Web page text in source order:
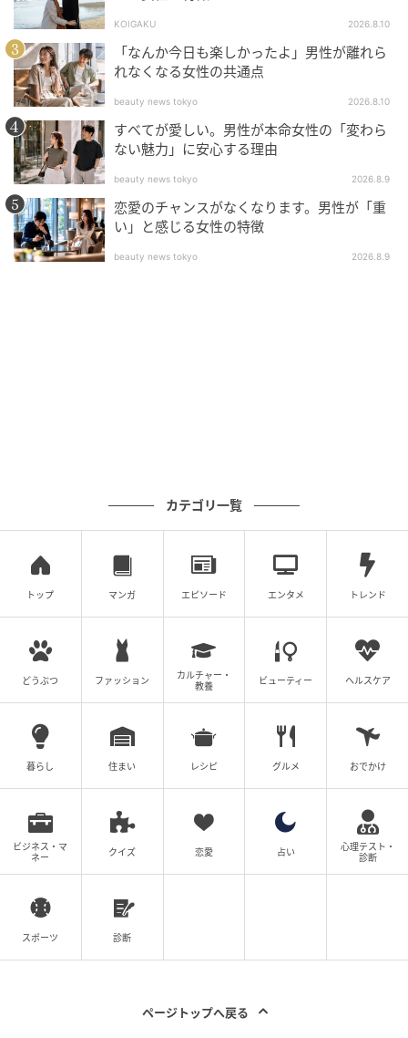
KOIGAKU 2026.8.10
「なんか今日も楽しかったよ」男性が離れら
れなくなる女性の共通点
beauty news tokyo 2026.8.10
すべてが愛しい。男性が本命女性の「変わら
ない魅力」に安心する理由
beauty news tokyo 2026.8.9
恋愛のチャンスがなくなります。男性が「重
い」と感じる女性の特徴
beauty news tokyo 2026.8.9
カテゴリ一覧
トップ マンガ エピソード エンタメ トレンド
どうぶつ ファッション
カルチャー・
教養
ビューティー ヘルスケア
暮らし 住まい レシピ グルメ おでかけ
ビジネス・マ
ネー
クイズ 恋愛 占い
心理テスト・
診断
スポーツ 診断
ページトップへ戻る